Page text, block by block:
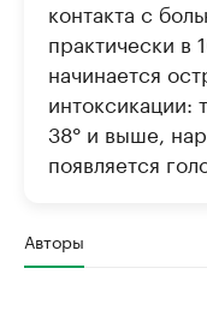
контакта с
практически в
начинается
интоксикации:
38° и выше,
появляется
Авторы